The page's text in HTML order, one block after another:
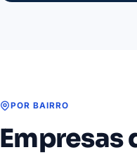
POR BAIRRO
Empresas